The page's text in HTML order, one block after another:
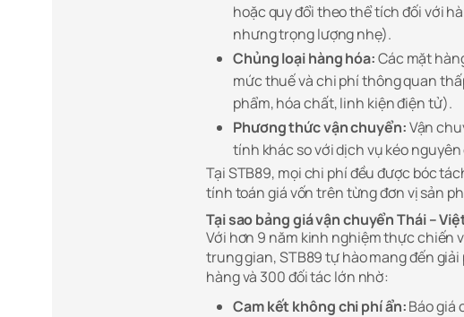
hoặc quy đổi theo thể tích đối với
nhưng trọng lượng nhẹ).
Chủng loại hàng hóa:Các mặt
mức thuế và chi phí thông quan
phẩm, hóa chất, linh kiện điện tử).
Phương thức vận chuyển:Vận
tính khác so với dịch vụ kéo
Tại STB89, mọi chi phí đều được bóc
tính toán giá vốn trên từng đơn vị sản
Tại sao bảng giá vận chuyển Thái –
Với hơn 9 năm kinh nghiệm thực chiến
trung gian, STB89 tự hào mang đến
hàng và 300 đối tác lớn nhờ:
Cam kết không chi phí ẩn:Báo giá